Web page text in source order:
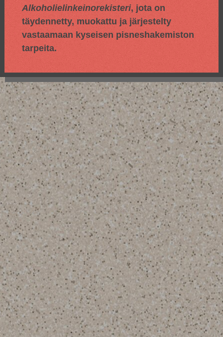
Alkoholielinkeinorekisteri, jota on
täydennetty, muokattu ja järjestelty
vastaamaan kyseisen pisneshakemiston
tarpeita.